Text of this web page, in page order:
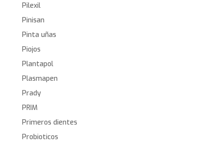
Pilexil
Pinisan
Pinta uñas
Piojos
Plantapol
Plasmapen
Prady
PRIM
Primeros dientes
Probioticos